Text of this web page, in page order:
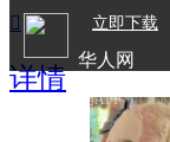
立即下载
华人网
欧洲华人生活APP

详情